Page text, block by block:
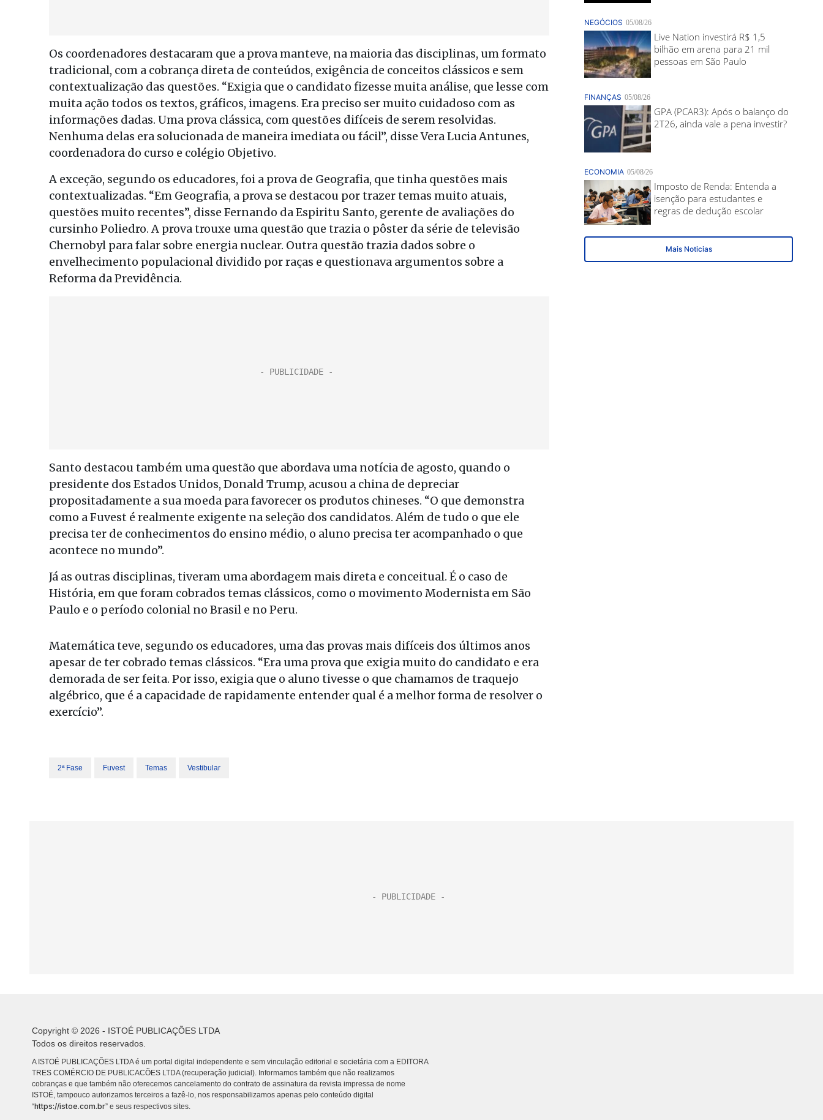
Os coordenadores destacaram que a prova manteve, na maioria das disciplinas, um formato
tradicional, com a cobrança direta de conteúdos, exigência de conceitos clássicos e sem
contextualização das questões. “Exigia que o candidato fizesse muita análise, que lesse com
muita ação todos os textos, gráficos, imagens. Era preciso ser muito cuidadoso com as
informações dadas. Uma prova clássica, com questões difíceis de serem resolvidas.
Nenhuma delas era solucionada de maneira imediata ou fácil”, disse Vera Lucia Antunes,
coordenadora do curso e colégio Objetivo.
A exceção, segundo os educadores, foi a prova de Geografia, que tinha questões mais
contextualizadas. “Em Geografia, a prova se destacou por trazer temas muito atuais,
questões muito recentes”, disse Fernando da Espiritu Santo, gerente de avaliações do
cursinho Poliedro. A prova trouxe uma questão que trazia o pôster da série de televisão
Chernobyl para falar sobre energia nuclear. Outra questão trazia dados sobre o
envelhecimento populacional dividido por raças e questionava argumentos sobre a
Reforma da Previdência.
Santo destacou também uma questão que abordava uma notícia de agosto, quando o
presidente dos Estados Unidos, Donald Trump, acusou a china de depreciar
propositadamente a sua moeda para favorecer os produtos chineses. “O que demonstra
como a Fuvest é realmente exigente na seleção dos candidatos. Além de tudo o que ele
precisa ter de conhecimentos do ensino médio, o aluno precisa ter acompanhado o que
acontece no mundo”.
Já as outras disciplinas, tiveram uma abordagem mais direta e conceitual. É o caso de
História, em que foram cobrados temas clássicos, como o movimento Modernista em São
Paulo e o período colonial no Brasil e no Peru.
Matemática teve, segundo os educadores, uma das provas mais difíceis dos últimos anos
apesar de ter cobrado temas clássicos. “Era uma prova que exigia muito do candidato e era
demorada de ser feita. Por isso, exigia que o aluno tivesse o que chamamos de traquejo
algébrico, que é a capacidade de rapidamente entender qual é a melhor forma de resolver o
exercício”.
2ª Fase Fuvest Temas Vestibular
Copyright © 2026 - ISTOÉ PUBLICAÇÕES LTDA
Todos os direitos reservados.
A ISTOÉ PUBLICAÇÕES LTDA é um portal digital independente e sem vinculação editorial e societária com a EDITORA
TRES COMÉRCIO DE PUBLICACÕES LTDA (recuperação judicial). Informamos também que não realizamos
cobranças e que também não oferecemos cancelamento do contrato de assinatura da revista impressa de nome
ISTOÉ, tampouco autorizamos terceiros a fazê-lo, nos responsabilizamos apenas pelo conteúdo digital
“https://istoe.com.br” e seus respectivos sites.